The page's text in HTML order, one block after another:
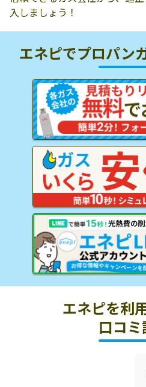
入しましょう！
エネピでプロパン
エネピを利
口コ